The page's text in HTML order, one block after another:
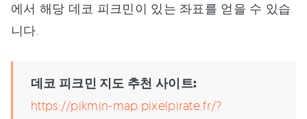
에서 해당 데코 피크민이 있는 좌표를 얻을 수 있습
니다.
데코 피크민 지도 추천 사이트:
https://pikmin-map.pixelpirate.fr/?